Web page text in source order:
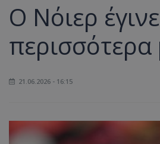
Ο Νόιερ
21.06.2026 - 16:15